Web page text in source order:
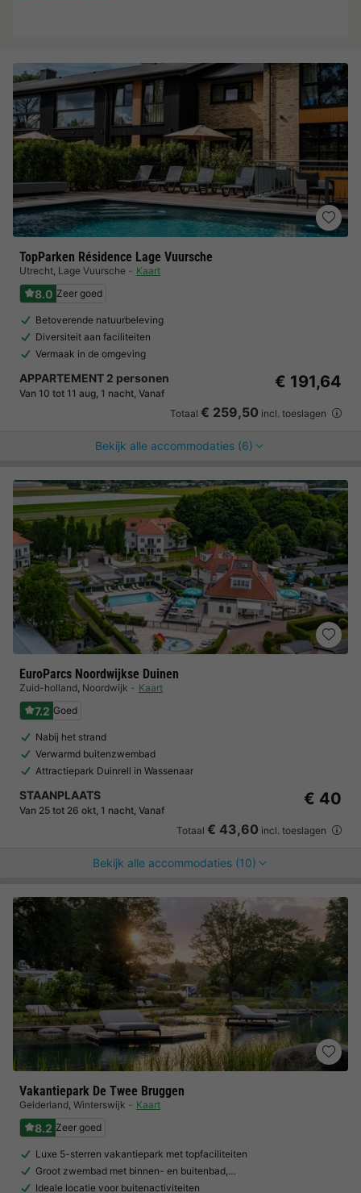
TopParken Résidence Lage Vuursche
Utrecht, Lage Vuursche Kaart
8.0 Zeer goed
Betoverende natuurbeleving
Diversiteit aan faciliteiten
Vermaak in de omgeving
APPARTEMENT 2 personen
Van 10 tot 11 aug, 1 nacht, Vanaf
€ 191,64
Totaal € 259,50 incl. toeslagen
Bekijk alle accommodaties (6)
EuroParcs Noordwijkse Duinen
Zuid-holland, Noordwijk Kaart
7.2 Goed
Nabij het strand
Verwarmd buitenzwembad
Attractiepark Duinrell in Wassenaar
STAANPLAATS
Van 25 tot 26 okt, 1 nacht, Vanaf
€ 40
Totaal € 43,60 incl. toeslagen
Bekijk alle accommodaties (10)
Vakantiepark De Twee Bruggen
Gelderland, Winterswijk Kaart
8.2 Zeer goed
Luxe 5-sterren vakantiepark met topfaciliteiten
Groot zwembad met binnen- en buitenbad,…
Ideale locatie voor buitenactiviteiten